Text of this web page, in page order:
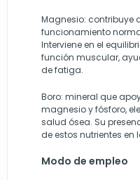
Magnesio: contribuye
funcionamiento
Interviene en el
función muscular,
de fatiga.
Boro: mineral que
magnesio y fósforo,
salud ósea. Su
de estos nutrientes
Modo de empleo